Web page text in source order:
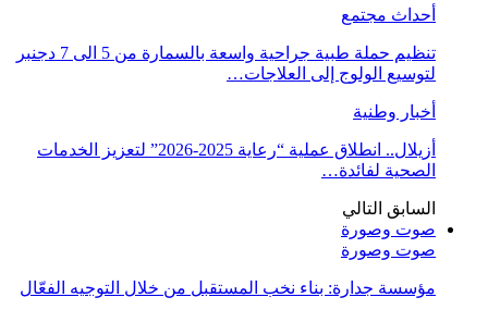
أحداث مجتمع
تنظيم حملة طبية جراحية واسعة بالسمارة من 5 الى 7 دجنبر
لتوسيع الولوج إلى العلاجات…
أخبار وطنية
أزيلال.. انطلاق عملية “رعاية 2025-2026” لتعزيز الخدمات
الصحية لفائدة…
السابق التالي
صوت وصورة
صوت وصورة
مؤسسة جدارة: بناء نخب المستقبل من خلال التوجيه الفعّال